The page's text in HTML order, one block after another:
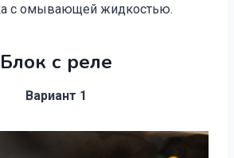
с омывающей жидкостью.
Блок с реле
Вариант 1